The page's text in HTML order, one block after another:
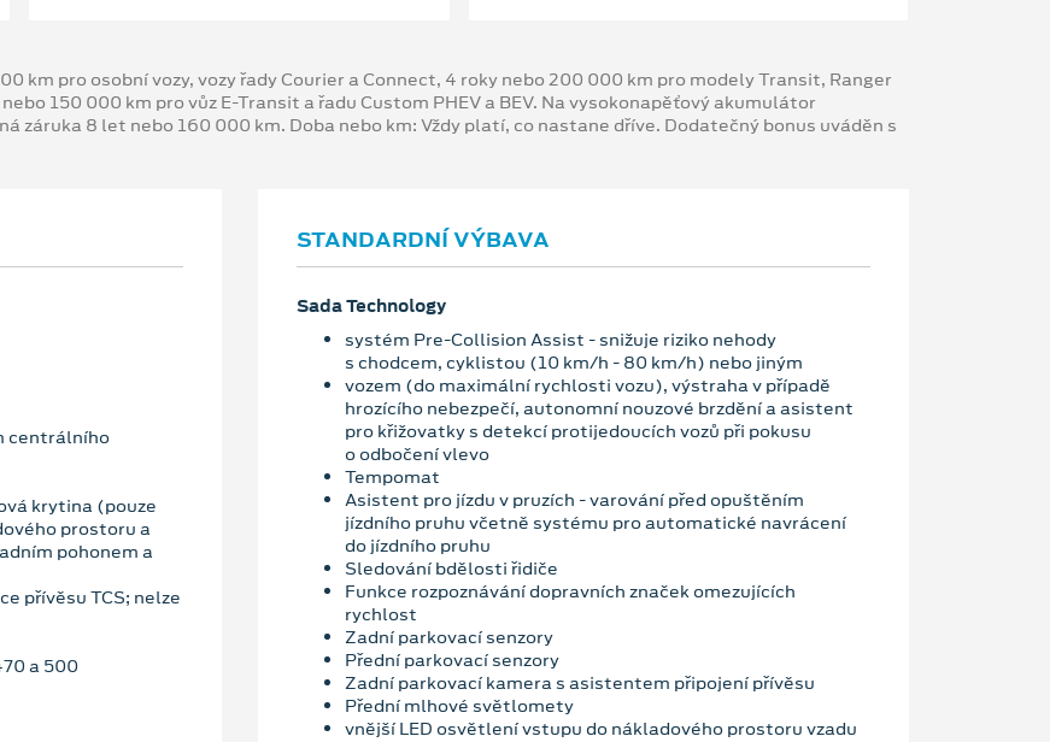
km pro osobní vozy, vozy řady Courier a Connect, 4 roky nebo 200 000 km pro modely Transit, Ranger
150 000 km pro vůz E-Transit a řadu Custom PHEV a BEV. Na vysokonapěťový akumulátor
záruka 8 let nebo 160 000 km. Doba nebo km: Vždy platí, co nastane dříve. Dodatečný bonus uváděn s
centrálního
krytina (pouze
prostoru a
pohonem a
přívěsu TCS; nelze
a 500
STANDARDNÍ VÝBAVA
Sada Technology
systém Pre-Collision Assist - snižuje riziko nehody
s chodcem, cyklistou (10 km/h - 80 km/h) nebo jiným
vozem (do maximální rychlosti vozu), výstraha v případě
hrozícího nebezpečí, autonomní nouzové brzdění a asistent
pro křižovatky s detekcí protijedoucích vozů při pokusu
o odbočení vlevo
Tempomat
Asistent pro jízdu v pruzích - varování před opuštěním
jízdního pruhu včetně systému pro automatické navrácení
do jízdního pruhu
Sledování bdělosti řidiče
Funkce rozpoznávání dopravních značek omezujících
rychlost
Zadní parkovací senzory
Přední parkovací senzory
Zadní parkovací kamera s asistentem připojení přívěsu
Přední mlhové světlomety
vnější LED osvětlení vstupu do nákladového prostoru vzadu